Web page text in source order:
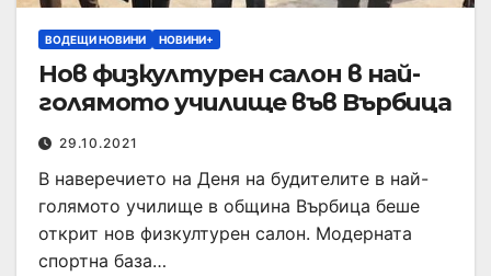
ВОДЕЩИ НОВИНИ НОВИНИ+
Нов физкултурен салон в най-
голямото училище във Върбица
29.10.2021
В наверечието на Деня на будителите в най-
голямото училище в община Върбица беше
открит нов физкултурен салон. Модерната
спортна база…